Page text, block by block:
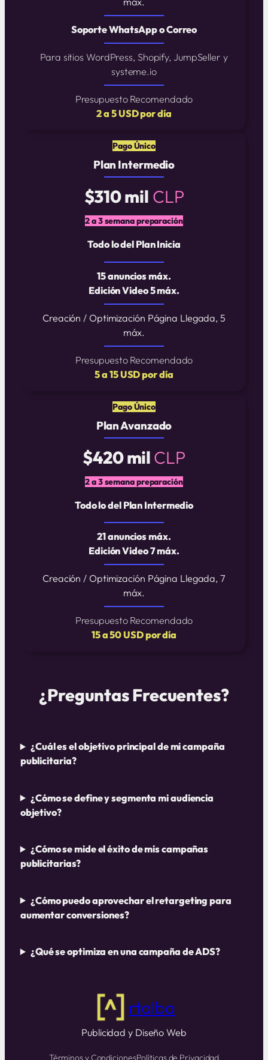
Soporte WhatsApp o Correo
Para sitios WordPress, Shopify, JumpSeller y
systeme.io
Presupuesto Recomendado
2 a 5 USD por día
Pago Único
Plan Intermedio
$310 mil CLP
2 a 3 semana preparación
Todo lo del Plan Inicia
15 anuncios máx.
Edición Video 5 máx.
Creación / Optimización Página Llegada, 5
máx.
Presupuesto Recomendado
5 a 15 USD por día
Pago Único
Plan Avanzado
$420 milCLP
2 a 3 semana preparación
Todo lo del Plan Intermedio
21 anuncios máx.
Edición Video 7 máx.
Creación / Optimización Página Llegada, 7
máx.
Presupuesto Recomendado
15 a 50 USD por día
¿Preguntas Frecuentes?
¿Cuál es el objetivo principal de mi campaña
publicitaria?
¿Cómo se define y segmenta mi audiencia
objetivo?
¿Cómo se mide el éxito de mis campañas
publicitarias?
¿Cómo puedo aprovechar el retargeting para
aumentar conversiones?
¿Qué se optimiza en una campaña de ADS?
rtalba
Publicidad y Diseño Web
Términos y CondicionesPolíticas de Privacidad